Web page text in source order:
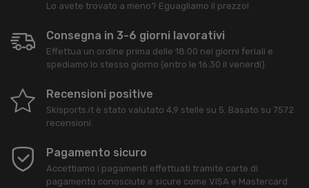
Lo avete trovato a meno? Eguagliamo il prezzo!
Consegna in 3-6 giorni lavorativi
Effettua un ordine prima delle 18:00 nei giorni feriali e
spediamo lo stesso giorno (entro le 16:30 il venerdì).
Recensioni positive
Skisports.it è stato valutato 4,9 stelle su 5. Basato su 7572
recensioni.
Pagamento sicuro
Accettiamo i pagamenti effettuati tramite carte di
pagamento conosciute e sicure come VISA e Mastercard